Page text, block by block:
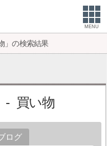
MENU
」の検索結果
買い物
ログ